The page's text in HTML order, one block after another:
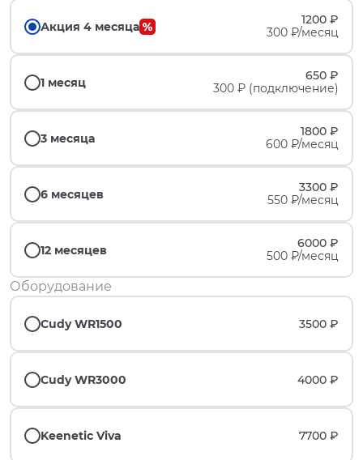
Акция 4 месяца
1200 ₽
300 ₽/месяц
1 месяц
650 ₽
300 ₽ (подключение)
3 месяца
1800 ₽
600 ₽/месяц
6 месяцев
3300 ₽
550 ₽/месяц
12 месяцев
6000 ₽
500 ₽/месяц
Оборудование
Cudy WR1500 3500 ₽
Cudy WR3000 4000 ₽
Keenetic Viva 7700 ₽